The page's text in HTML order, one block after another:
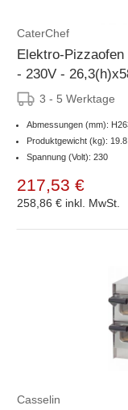
CaterChef
Elektro-Pizzaofen -
- 230V -
3 - 5 Werktage
Abmessungen (mm):
Produktgewicht (kg): 19.8
Spannung (Volt): 230
217,53 €
258,86 € inkl. MwSt.
Casselin